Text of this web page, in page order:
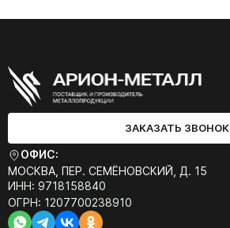
ЗАКАЗАТЬ ЗВОНОК
ОФИС:
МОСКВА, ПЕР. СЕМЁНОВСКИЙ, Д. 15
ИНН: 9718158840
ОГРН: 1207700238910